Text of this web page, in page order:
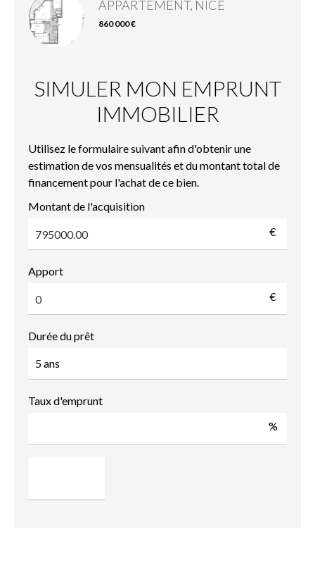
APPARTEMENT, NICE
860 000 €
SIMULER MON EMPRUNT
IMMOBILIER
Utilisez le formulaire suivant afin d'obtenir une
estimation de vos mensualités et du montant total de
financement pour l'achat de ce bien.
Montant de l'acquisition
€
Apport
€
Durée du prêt
Taux d'emprunt
%